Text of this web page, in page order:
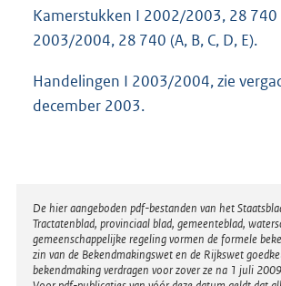
Kamerstukken I 2002/2003, 28 740
2003/2004, 28 740 (A, B, C, D, E).
Handelingen I 2003/2004, zie
december 2003.
Disclaimer
De hier aangeboden pdf-bestanden van het
Tractatenblad, provinciaal blad, gemeenteblad,
gemeenschappelijke regeling vormen de formele
zin van de Bekendmakingswet en de Rijkswet
bekendmaking verdragen voor zover ze na 1 juli